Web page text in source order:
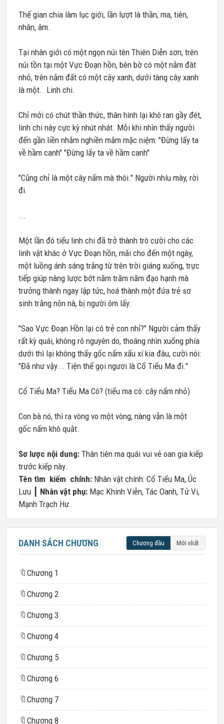
Thế gian chia làm lục giới, lần lượt là thần, ma, tiên,
nhân, âm.
Tại nhân giới có một ngọn núi tên Thiên Diễn sơn, trên
núi tồn tại một Vực Đoạn hồn, bên bờ có một nắm đât
nhỏ, trên nắm đất có một cây xanh, dưới tàng cây xanh
là một.. Linh chi.
Chỉ mới có chút thần thức, thân hình lại khô ran gầy đét,
linh chi này cực kỳ nhút nhát. Mỗi khi nhìn thấy người
đến gần liền nhắm nghiền mắm mặc niệm: "Đừng lấy ta
về hầm canh" "Đừng lấy ta về hầm canh"
"Cũng chỉ là một cây nấm mà thôi." Người nhíu mày, rời
đi.
...
Một lần đó tiểu linh chi đã trở thành trò cười cho các
linh vật khác ở Vực Đoạn hồn, mãi cho đến một ngày,
một luồng ánh sáng trắng từ trên trời giáng xuống, trực
tiếp giúp nàng lược bớt năm trăm năm đạo hạnh mà
trưởng thành ngay lập tức, hoá thành một đứa trẻ sơ
sinh trắng nõn nà, bị người ôm lấy.
"Sao Vực Đoạn Hồn lại có trẻ con nhỉ?" Người cảm thấy
rất kỳ quái, không rõ nguyên do, thoáng nhìn xuống phía
dưới thì lại không thấy gốc nấm xấu xí kia đâu, cười nói:
"Đã như vậy... Tiện thể gọi ngươi là Cổ Tiểu Ma đi."
Cổ Tiểu Ma? Tiểu Ma Cô? (tiểu ma cô: cây nấm nhỏ)
Con bà nó, thì ra vòng vo một vòng, nàng vẫn là một
gốc nấm khô quắt.
Sơ lược nội dung: Thân tiên ma quái vui vẻ oan gia kiếp
trước kiếp này.
Tên tìm kiếm chính: Nhân vật chính: Cổ Tiểu Ma, Úc
Lưu ┃
Nhân vật phụ: Mạc Khinh Viễn, Tác Oanh, Tử Vi,
Mạnh Trạch Hư.
DANH SÁCH CHƯƠNG Chương đầu Mới nhất
🔖 Chương 1
🔖 Chương 2
🔖 Chương 3
🔖 Chương 4
🔖 Chương 5
🔖 Chương 6
🔖 Chương 7
🔖 Chương 8